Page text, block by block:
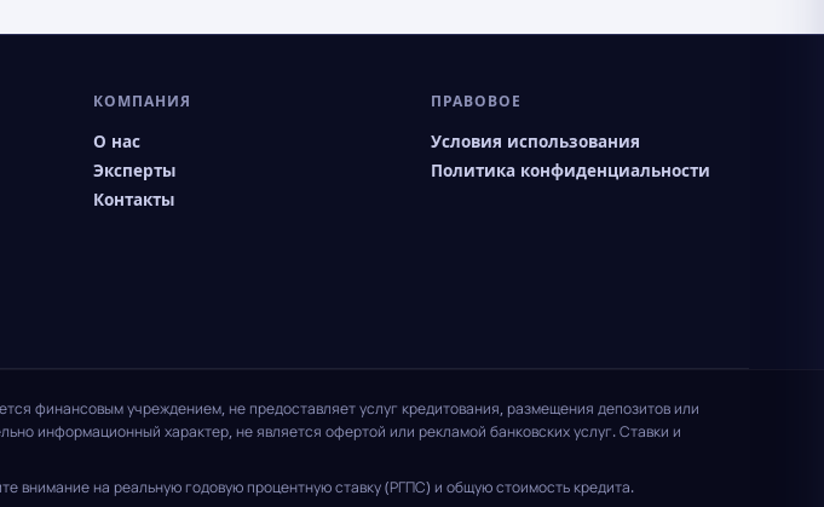
КОМПАНИЯ
О нас
Эксперты
Контакты
ПРАВОВОЕ
Условия использования
Политика конфиденциальности
финансовым учреждением, не предоставляет услуг кредитования, размещения депозитов или
информационный характер, не является офертой или рекламой банковских услуг. Ставки и
внимание на реальную годовую процентную ставку (РГПС) и общую стоимость кредита.